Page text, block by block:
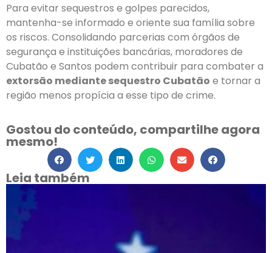
Para evitar sequestros e golpes parecidos,
mantenha-se informado e oriente sua família sobre
os riscos. Consolidando parcerias com órgãos de
segurança e instituições bancárias, moradores de
Cubatão e Santos podem contribuir para combater a
extorsão mediante sequestro Cubatão e tornar a
região menos propícia a esse tipo de crime.
Gostou do conteúdo, compartilhe agora
mesmo!
Leia também